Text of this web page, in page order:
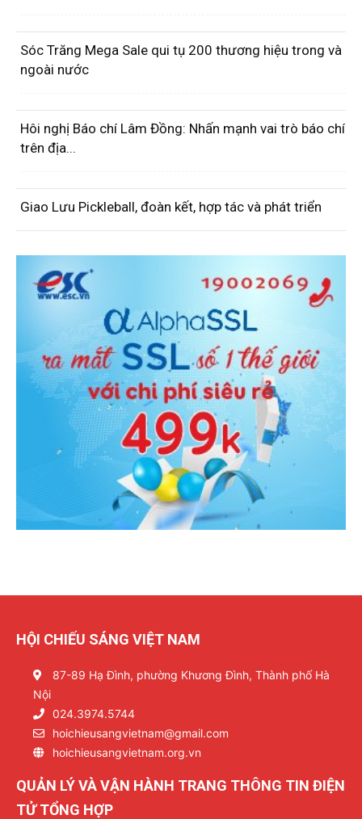
Sóc Trăng Mega Sale qui tụ 200 thương hiệu trong và
ngoài nước
Hôi nghị Báo chí Lâm Đồng: Nhấn mạnh vai trò báo chí
trên địa...
Giao Lưu Pickleball, đoàn kết, hợp tác và phát triển
HỘI CHIẾU SÁNG VIỆT NAM
87-89 Hạ Đình, phường Khương Đình, Thành phố Hà
Nội
024.3974.5744
hoichieusangvietnam@gmail.com
hoichieusangvietnam.org.vn
QUẢN LÝ VÀ VẬN HÀNH TRANG THÔNG TIN ĐIỆN
TỬ TỔNG HỢP